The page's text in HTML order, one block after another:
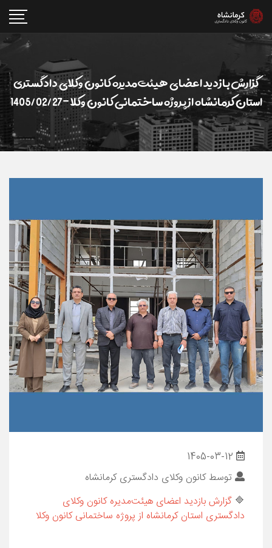
گزارش بازدید اعضای هیئت‌مدیره کانون وکلای دادگستری
استان کرمانشاه از پروژه ساختمانی کانون وکلا -1405/02/27
توسطکانون وکلای دادگستری کرمانشاه
🔷 گزارش بازدید اعضای هیئت‌مدیره کانون وکلای
دادگستری استان کرمانشاه از پروژه ساختمانی کانون وکلا